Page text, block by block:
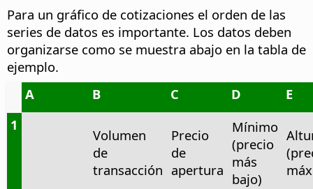
Para un gráfico de cotizaciones el orden de las
series de datos es importante. Los datos deben
organizarse como se muestra abajo en la tabla de
ejemplo.
A
B C D
E
1
Volumen
de
transacción
Precio
de
apertura
Mínimo
(precio
más
bajo)